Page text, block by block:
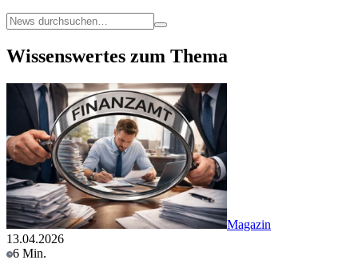
Wissenswertes zum Thema
Magazin
13.04.2026
6 Min.